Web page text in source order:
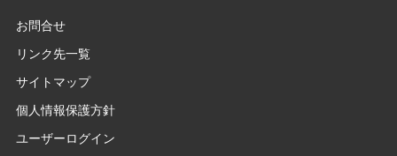
お問合せ
リンク先一覧
サイトマップ
個人情報保護方針
ユーザーログイン